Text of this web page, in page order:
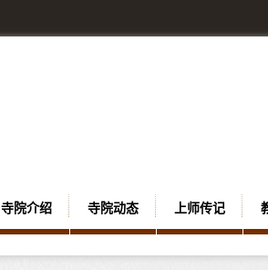
寺院介绍 寺院动态 上师传记